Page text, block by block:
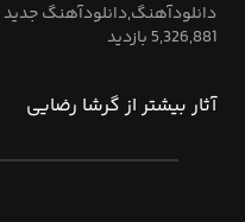
دانلودآهنگ,دانلودآهنگ جدید
5,326,881 بازدید
آثار بیشتر از گرشا رضایی